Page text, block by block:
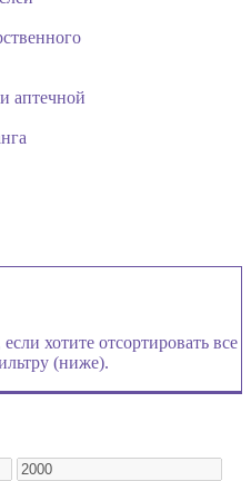
аптечной
если хотите отсортировать все
(ниже).